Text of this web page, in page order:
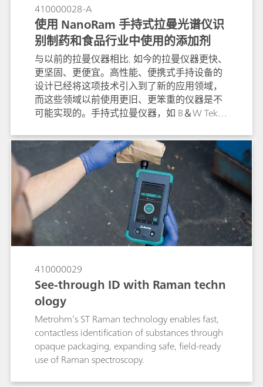
410000028-A
使用 NanoRam 手持式拉曼光谱仪识
别制药和食品行业中使用的添加剂
与以前的拉曼仪器相比, 如今的拉曼仪器更快、
更坚固、更便宜。高性能、便携式手持设备的
设计已经将这项技术引入到了新的应用领域，
而这些领域以前使用更旧、更笨重的仪器是不
可能实现的。手持式拉曼仪器，如 B＆W Tek
材料测试、最终产品验证以及由于该技术具有
极高分子选择性而可识别假药。
410000029
See-through ID with Raman techn
ology
Metrohm’s ST Raman technology enables fast,
contactless identification of substances through
opaque packaging, expanding safe, field-ready
use of Raman spectroscopy.